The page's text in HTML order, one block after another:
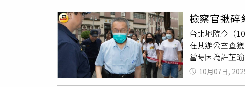
就支氣管炎、
3天沒睡覺，丈
南」、「因為
味，都同意丈
好貼滿便條紙
客廳玩、午睡
要出門打工，
檢察官揪
台北地院今（
在其辦公室查
當時因為許芷
內帳、有無洩
在國外真爽，
10月07日,